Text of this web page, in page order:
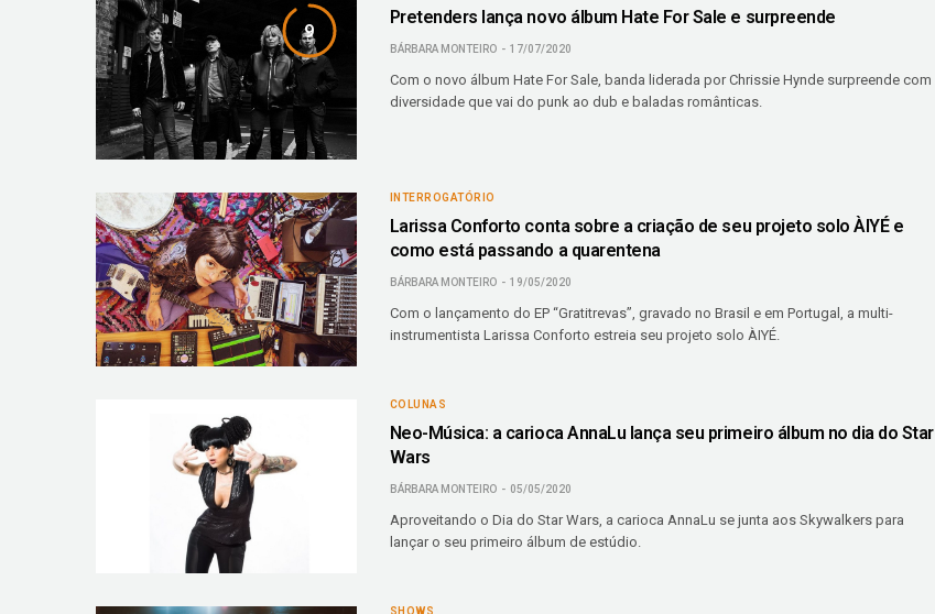
9
Pretenders lança novo álbum Hate For Sale e surpreende
BÁRBARA MONTEIRO 17/07/2020
Com o novo álbum Hate For Sale, banda liderada por Chrissie Hynde surpreende com
diversidade que vai do punk ao dub e baladas românticas.
INTERROGATÓRIO
Larissa Conforto conta sobre a criação de seu projeto solo ÀIYÉ e
como está passando a quarentena
BÁRBARA MONTEIRO 19/05/2020
Com o lançamento do EP “Gratitrevas”, gravado no Brasil e em Portugal, a multi-
instrumentista Larissa Conforto estreia seu projeto solo ÀIYÉ.
COLUNAS
Neo-Música: a carioca AnnaLu lança seu primeiro álbum no dia do Star
Wars
BÁRBARA MONTEIRO 05/05/2020
Aproveitando o Dia do Star Wars, a carioca AnnaLu se junta aos Skywalkers para
lançar o seu primeiro álbum de estúdio.
SHOWS